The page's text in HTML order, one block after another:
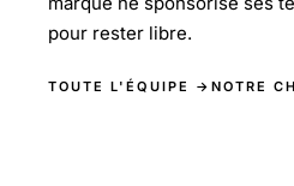
pour rester libre.
TOUTE L'ÉQUIPE → NOTRE